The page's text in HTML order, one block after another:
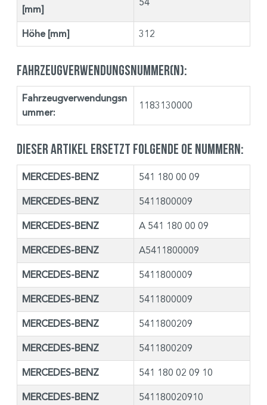
[mm]
Höhe [mm] 312
Fahrzeugverwendungsnummer(n):
Fahrzeugverwendungsn
ummer:
1183130000
Dieser Artikel ersetzt folgende OE Nummern:
MERCEDES-BENZ 541 180 00 09
MERCEDES-BENZ 5411800009
MERCEDES-BENZ A 541 180 00 09
MERCEDES-BENZ A5411800009
MERCEDES-BENZ 5411800009
MERCEDES-BENZ 5411800009
MERCEDES-BENZ 5411800209
MERCEDES-BENZ 5411800209
MERCEDES-BENZ 541 180 02 09 10
MERCEDES-BENZ 541180020910